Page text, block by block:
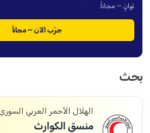
ثوانٍ — مجاناً.
جرّب الآن — مجاناً
بحث
الهلال الأحمر العربي
منسق الكوارث